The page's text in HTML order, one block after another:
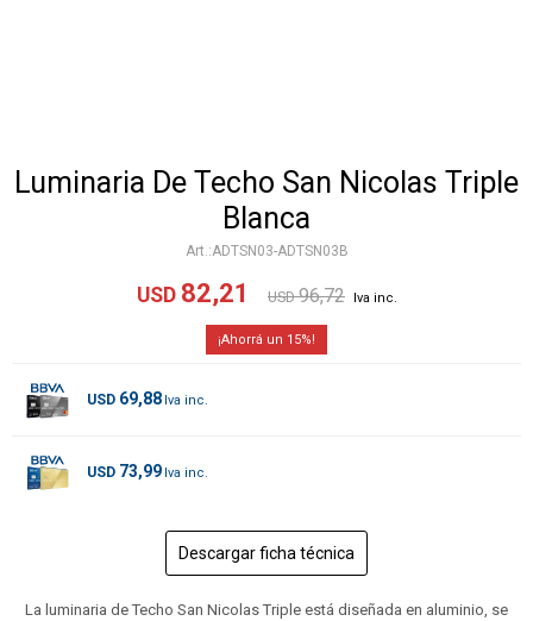
Luminaria De Techo San Nicolas Triple
Blanca
ADTSN03-ADTSN03B
USD 82,21 USD 96,72
15
USD 69,88
USD 73,99
Descargar ficha técnica
La luminaria de Techo San Nicolas Triple está diseñada en aluminio, se